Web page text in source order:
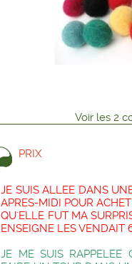
Voir les 2
PRIX
JE SUIS ALLEE DANS
APRES-MIDI POUR
QU'ELLE FUT MA
ENSEIGNE LES VENDAIT
JE ME SUIS RAPPELEE